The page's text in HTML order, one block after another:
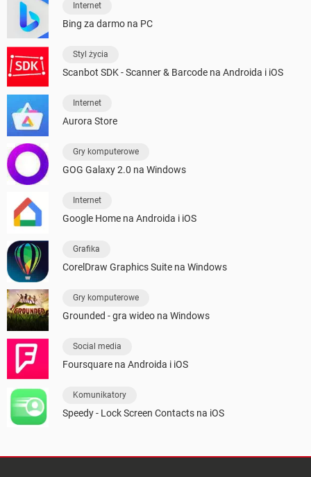
Internet
Bing za darmo na PC
Styl życia
Scanbot SDK - Scanner & Barcode na Androida i iOS
Internet
Aurora Store
Gry komputerowe
GOG Galaxy 2.0 na Windows
Internet
Google Home na Androida i iOS
Grafika
CorelDraw Graphics Suite na Windows
Gry komputerowe
Grounded - gra wideo na Windows
Social media
Foursquare na Androida i iOS
Komunikatory
Speedy - Lock Screen Contacts na iOS